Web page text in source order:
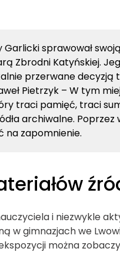
sprawował
Zbrodni Katyńskiej.
przerwane
Pietrzyk – W tym
traci pamięć, traci
archiwalne.
na zapomnienie.
i niezwykle
gimnazjach we
można